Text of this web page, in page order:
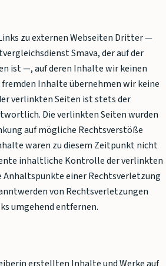
zu externen Webseiten Dritter —
Smava, der auf der
ist —, auf deren Inhalte wir keinen
fremden Inhalte übernehmen wir keine
verlinkten Seiten ist stets der
Die verlinkten Seiten wurden
auf mögliche Rechtsverstöße
waren zu diesem Zeitpunkt nicht
inhaltliche Kontrolle der verlinkten
einer Rechtsverletzung
von Rechtsverletzungen
umgehend entfernen.